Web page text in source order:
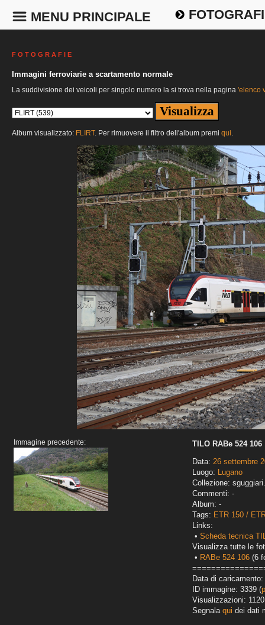
MENU PRINCIPALE
F O T O G R A F I E
Immagini ferroviarie a scartamento normale
La suddivisione dei veicoli per singolo numero la si trova nella pagina 'elenco
Album visualizzato: FLIRT. Per rimuovere il filtro dell'album premi qui.
Immagine precedente:
TILO RABe 524 106
Data: 26 settembre
Luogo: Lugano
Collezione:
Commenti: -
Album: -
Tags: ETR 150 /
Links:
• Scheda tecnica
Visualizza tutte le
• RABe 524 106 (6
Data di
ID immagine: 3339 (
Visualizzazioni: 1120
Segnala qui dei dati